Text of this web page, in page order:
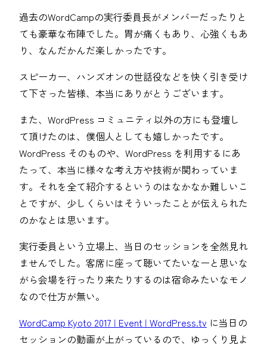
過去のWordCampの実行委員長がメンバーだったりと
ても豪華な布陣でした。胃が痛くもあり、心強くもあ
り、なんだかんだ楽しかったです。
スピーカー、ハンズオンの世話役などを快く引き受け
て下さった皆様、本当にありがとうございます。
また、WordPress コミュニティ以外の方にも登壇し
て頂けたのは、僕個人としても嬉しかったです。
WordPress そのものや、WordPress を利用するにあ
たって、本当に様々な考え方や技術が関わっていま
す。それを全て紹介するというのはなかなか難しいこ
とですが、少しくらいはそういったことが伝えられた
のかなとは思います。
実行委員という立場上、当日のセッションを全然見れ
ませんでした。客席に座って聴いてたいなーと思いな
がら会場を行ったり来たりするのは宿命みたいなモノ
なので仕方が無い。
WordCamp Kyoto 2017 | Event | WordPress.tv に当日の
セッションの動画が上がっているので、ゆっくり見よ